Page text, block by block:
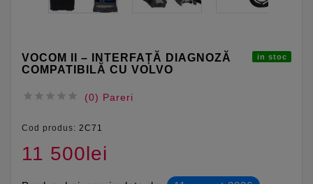
VOCOM II – INTERFAȚĂ DIAGNOZĂ
COMPATIBILĂ CU VOLVO
in stoc
     (0) Pareri
Cod produs: 2C71
11 500lei